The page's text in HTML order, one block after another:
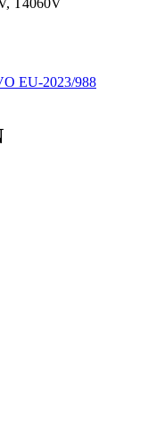
T4060V
EU-2023/988